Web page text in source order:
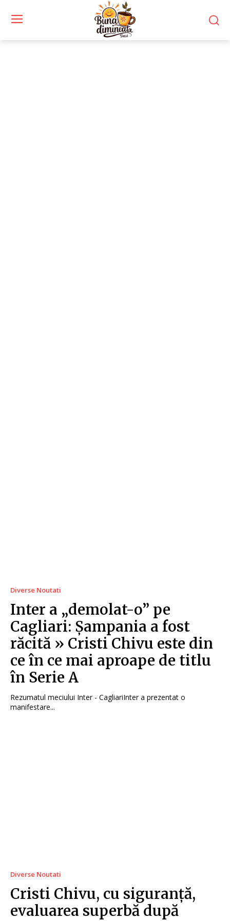
Diverse Noutati
Inter a „demolat-o” pe
Cagliari: Șampania a fost
răcită » Cristi Chivu este din
ce în ce mai aproape de titlu
în Serie A
Rezumatul meciului Inter - CagliariInter a prezentat o
manifestare...
Diverse Noutati
Cristi Chivu, cu siguranță,
evaluarea superbă după